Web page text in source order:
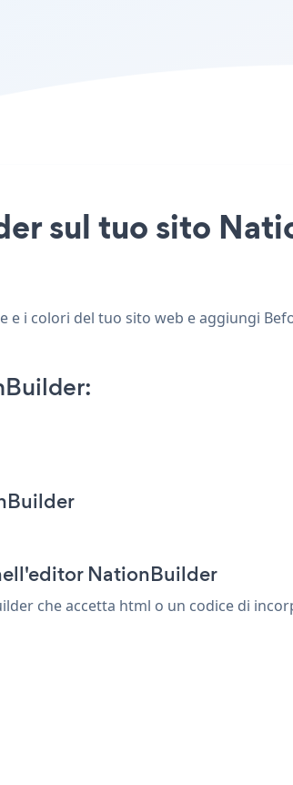
sul tuo sito
i colori del tuo sito web e aggiungi
NationBuilder
che accetta html o un codice di